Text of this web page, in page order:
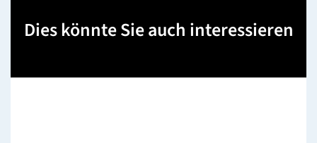
Dies könnte Sie auch interessieren